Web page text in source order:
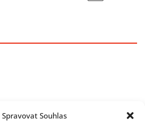
Spravovat Souhlas